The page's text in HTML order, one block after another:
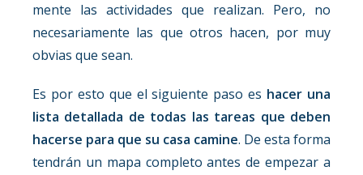
mente las actividades que realizan. Pero, no
necesariamente las que otros hacen, por muy
obvias que sean.
Es por esto que el siguiente paso es hacer una
lista detallada de todas las tareas que deben
hacerse para que su casa camine. De esta forma
tendrán un mapa completo antes de empezar a